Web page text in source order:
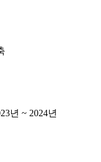
년 ~ 2024년